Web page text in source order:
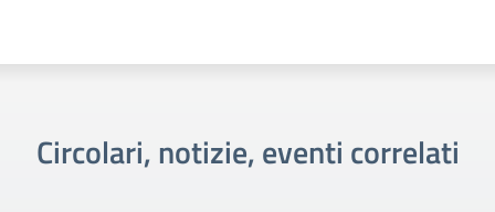
Circolari, notizie, eventi correlati